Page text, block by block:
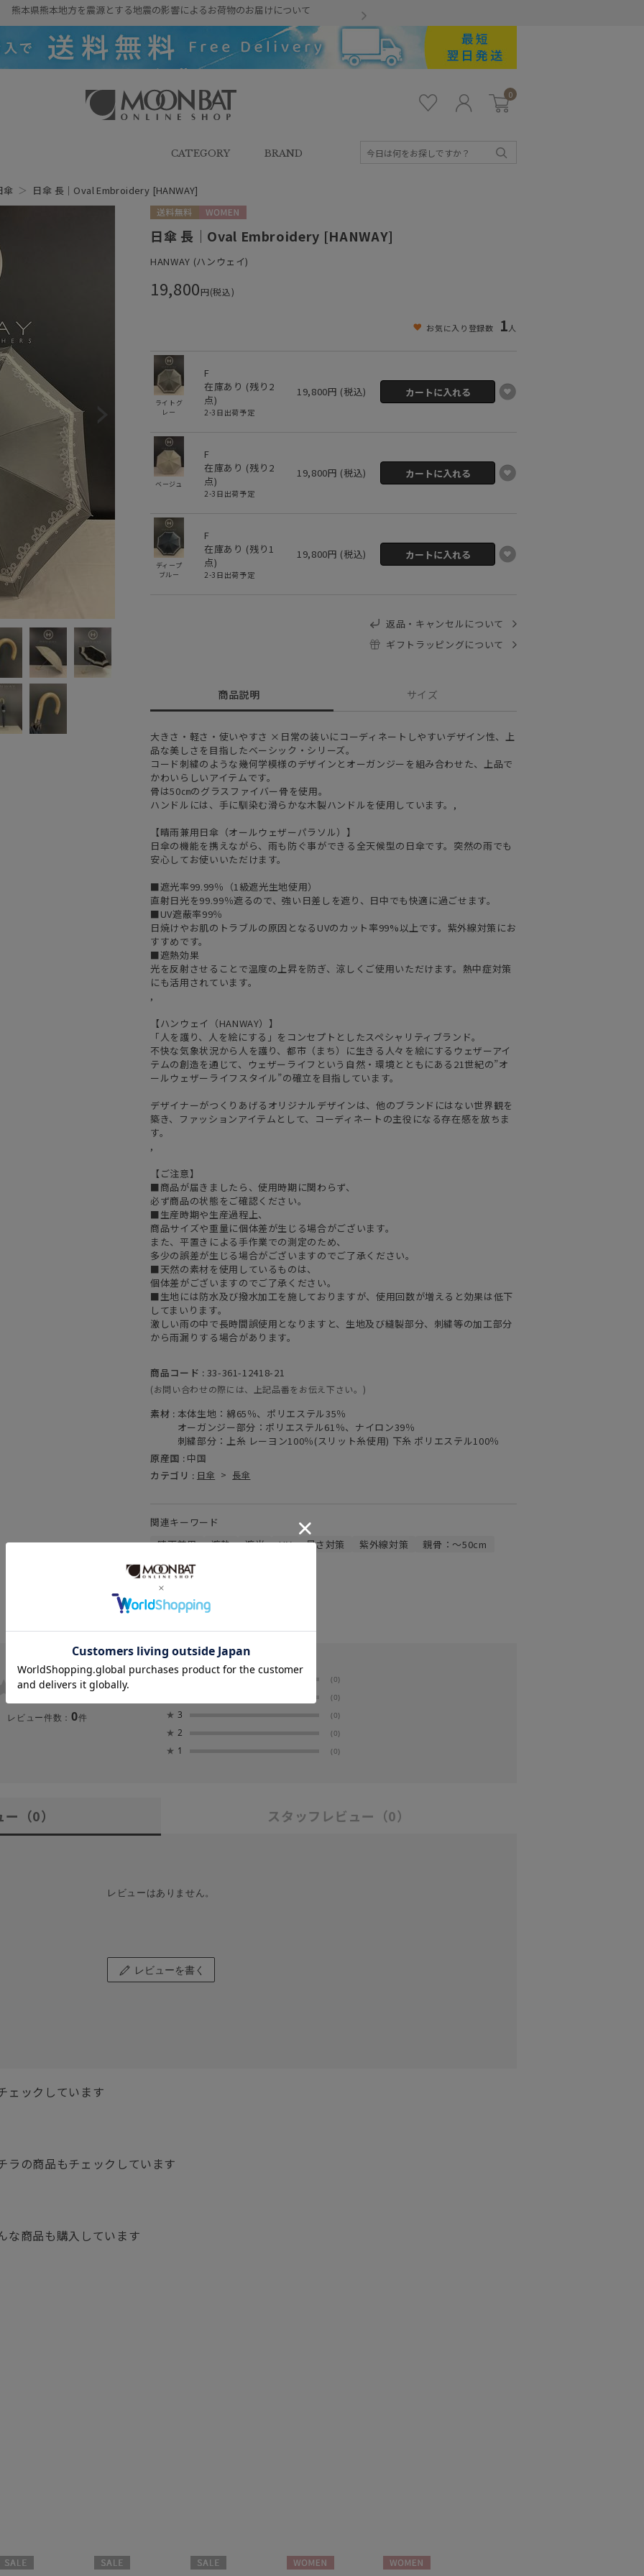
熊本県熊本地方を震源とする地震の影響によるお荷物のお届けについて
SHOP（ムーンバットオンラインシ
イ
ン
0
CATEGORY BRAND
傘 ＞ 日傘 長｜Oval Embroidery [HANWAY]
日傘 長｜Oval Embroidery [HANWAY]
HANWAY (ハンウェイ)
19,800円(税込)
お気に入り登録数 1人
ライトグ
レー
F
在庫あり (残り 2
点)
2-3日出荷予定
19,800円 (税込)
ベージュ
F
在庫あり (残り 2
点)
2-3日出荷予定
19,800円 (税込)
ディープ
ブルー
F
在庫あり (残り1
点)
2-3日出荷予定
19,800円 (税込)
返品・キャンセルについて
ギフトラッピングについて
商品説明 サイズ
大きさ・軽さ・使いやすさ ×日常の装いにコーディネートしやすいデザイン性、上
品な美しさを目指したベーシック・シリーズ。
コード刺繍のような幾何学模様のデザインとオーガンジーを組み合わせた、上品で
かわいらしいアイテムです。
骨は50㎝のグラスファイバー骨を使用。
ハンドルには、手に馴染む滑らかな木製ハンドルを使用しています。,
【晴雨兼用日傘（オールウェザーパラソル）】
日傘の機能を携えながら、雨も防ぐ事ができる全天候型の日傘です。突然の雨でも
安心してお使いいただけます。
■遮光率99.99％（1級遮光生地使用）
直射日光を99.99％遮るので、強い日差しを遮り、日中でも快適に過ごせます。
■UV遮蔽率99％
日焼けやお肌のトラブルの原因となるUVのカット率99%以上です。紫外線対策にお
すすめです。
■遮熱効果
光を反射させることで温度の上昇を防ぎ、涼しくご使用いただけます。熱中症対策
にも活用されています。
,
【ハンウェイ（HANWAY）】
「人を護り、人を絵にする」をコンセプトとしたスペシャリティブランド。
不快な気象状況から人を護り、都市（まち）に生きる人々を絵にするウェザーアイ
テムの創造を通じて、ウェザーライフという自然・環境とともにある21世紀の”オ
ールウェザーライフスタイル”の確立を目指しています。
デザイナーがつくりあげるオリジナルデザインは、他のブランドにはない世界観を
築き、ファッションアイテムとして、コーディネートの主役になる存在感を放ちま
す。
,
【ご注意】
■商品が届きましたら、使用時期に関わらず、
必ず商品の状態をご確認ください。
■生産時期や生産過程上、
商品サイズや重量に個体差が生じる場合がございます。
また、平置きによる手作業での測定のため、
多少の誤差が生じる場合がございますのでご了承ください。
■天然の素材を使用しているものは、
個体差がございますのでご了承ください。
■生地には防水及び撥水加工を施しておりますが、使用回数が増えると効果は低下
してまいります。
激しい雨の中で長時間誤使用となりますと、生地及び縫製部分、刺繍等の加工部分
から雨漏りする場合があります。
商品コード : 33-361-12418-21
(お問い合わせの際には、上記品番をお伝え下さい。)
素材 : 本体生地：綿65％、ポリエステル35％
オーガンジー部分：ポリエステル61％、ナイロン39％
刺繍部分：上糸 レーヨン100％(スリット糸使用) 下糸 ポリエステル100％
原産国 : 中国
カテゴリ : 日傘 > 長傘
関連キーワード
晴雨兼用
遮熱 遮光 UV 暑さ対策 紫外線対策 親骨：～50cm
0.0
レビュー件数： 0件
5 (0)
(0)
★ 3 (0)
★ 2 (0)
★ 1 (0)
ー （0） スタッフレビュー （0）
レビューはありません。
レビューを書く
ェックしています
ラの商品もチェックしています
な商品も購入しています